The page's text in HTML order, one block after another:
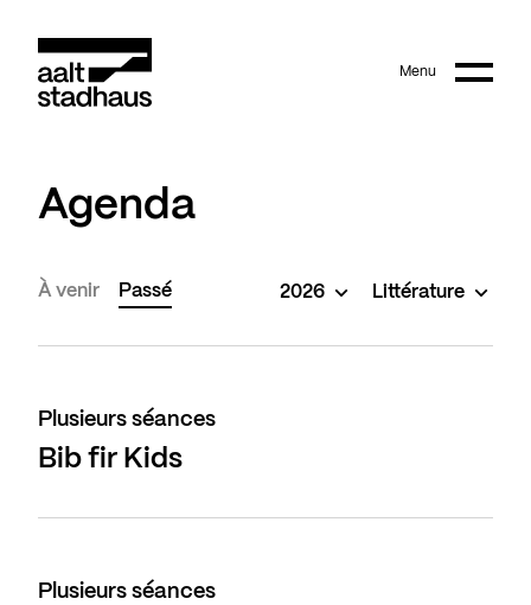
Main content Menu
Agenda
À venir Passé 2026 Littérature
Plusieurs séances
Bib fir Kids
Plusieurs séances